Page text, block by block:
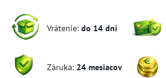
Vrátenie: do 14 dní
Záruka: 24 mesiacov